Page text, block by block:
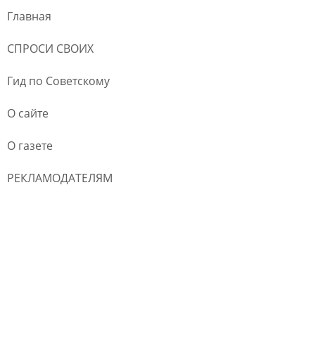
Главная
СПРОСИ СВОИХ
Гид по Советскому
О сайте
О газете
РЕКЛАМОДАТЕЛЯМ